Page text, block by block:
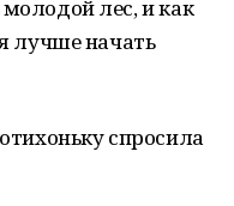
лес, и как
лучше начать
спросила